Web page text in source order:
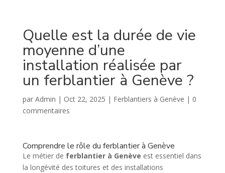
Quelle est la durée de vie
moyenne d’une
installation réalisée par
un ferblantier à Genève ?
par Admin | Oct 22, 2025 | Ferblantiers à Genève | 0
commentaires
Comprendre le rôle du ferblantier à Genève
Le métier de ferblantier à Genève est essentiel dans
la longévité des toitures et des installations